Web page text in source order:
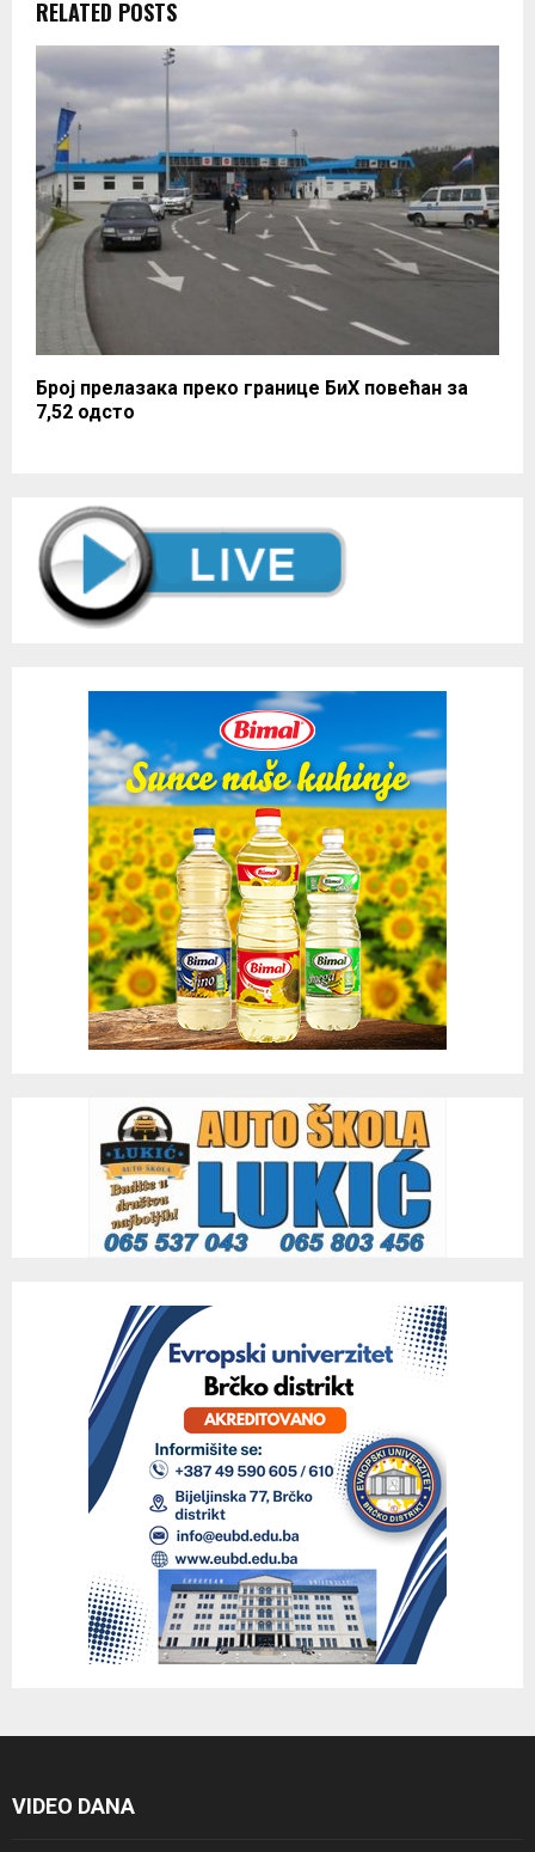
RELATED POSTS
Број прелазака преко границе БиХ повећан за
7,52 одсто
VIDEO DANA